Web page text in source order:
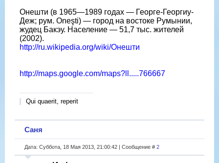
Онешти (в 1965—1989 годах — Георге-Георгиу-
Деж; рум. Oneşti) — город на востоке Румынии,
жудец Бакэу. Население — 51,7 тыс. жителей
(2002).
http://ru.wikipedia.org/wiki/Онешти
http://maps.google.com/maps?ll.....766667
Qui quaerit, reperit
Саня
Дата: Суббота, 18 Мая 2013, 21:00:42 | Сообщение # 2